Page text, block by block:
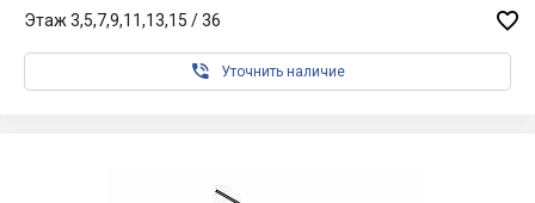
Этаж 3,5,7,9,11,13,15 / 36 
 Уточнить наличие